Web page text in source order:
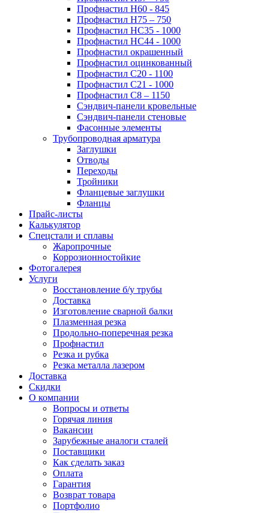
Профнастил Н60 - 845
Профнастил Н75 – 750
Профнастил НС35 - 1000
Профнастил НС44 - 1000
Профнастил окрашенный
Профнастил оцинкованный
Профнастил С20 - 1100
Профнастил С21 - 1000
Профнастил С8 – 1150
Сэндвич-панели кровельные
Сэндвич-панели стеновые
Фасонные элементы
Трубопроводная арматура
Заглушки
Отводы
Переходы
Тройники
Фланцевые заглушки
Фланцы
Прайс-листы
Калькулятор
Спецстали и сплавы
Жаропрочные
Коррозионностойкие
Фотогалерея
Услуги
Восстановление б/у трубы
Доставка
Изготовление сварной балки
Плазменная резка
Продольно-поперечная резка
Профнастил
Резка и рубка
Резка металла лазером
Доставка
Скидки
О компании
Вопросы и ответы
Горячая линия
Вакансии
Зарубежные аналоги сталей
Поставщики
Как сделать заказ
Оплата
Гарантия
Возврат товара
Портфолио